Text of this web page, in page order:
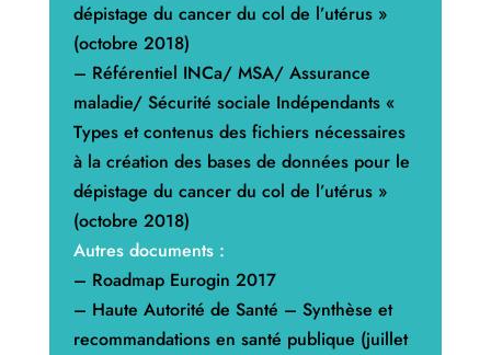
dépistage du cancer du col de l’utérus »
(octobre 2018)
– Référentiel INCa/ MSA/ Assurance
maladie/ Sécurité sociale Indépendants «
Types et contenus des fichiers nécessaires
à la création des bases de données pour le
dépistage du cancer du col de l’utérus »
(octobre 2018)
Autres documents :
– Roadmap Eurogin 2017
– Haute Autorité de Santé – Synthèse et
recommandations en santé publique (juillet